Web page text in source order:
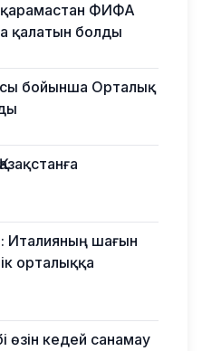
қарамастан ФИФА
қалатын болды
бойынша Орталық
Италияның шағын
орталыққа
өзін кедей санамау